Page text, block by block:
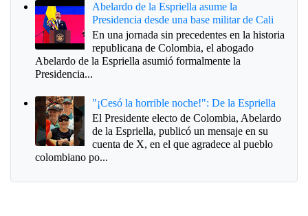
Abelardo de la Espriella asume la
Presidencia desde una base militar de Cali
En una jornada sin precedentes en la historia
republicana de Colombia, el abogado
Abelardo de la Espriella asumió formalmente la
Presidencia...
"¡Cesó la horrible noche!": De la Espriella
El Presidente electo de Colombia, Abelardo
de la Espriella, publicó un mensaje en su
cuenta de X, en el que agradece al pueblo
colombiano po...